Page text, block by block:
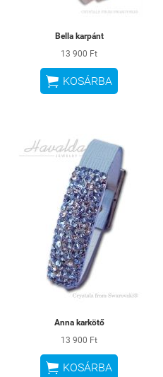
Bella karpánt
13 900 Ft
 KOSÁRBA
Anna karkötő
13 900 Ft
 KOSÁRBA